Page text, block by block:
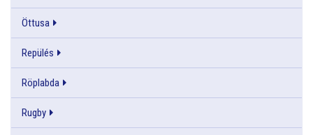
Öttusa
Repülés
Röplabda
Rugby